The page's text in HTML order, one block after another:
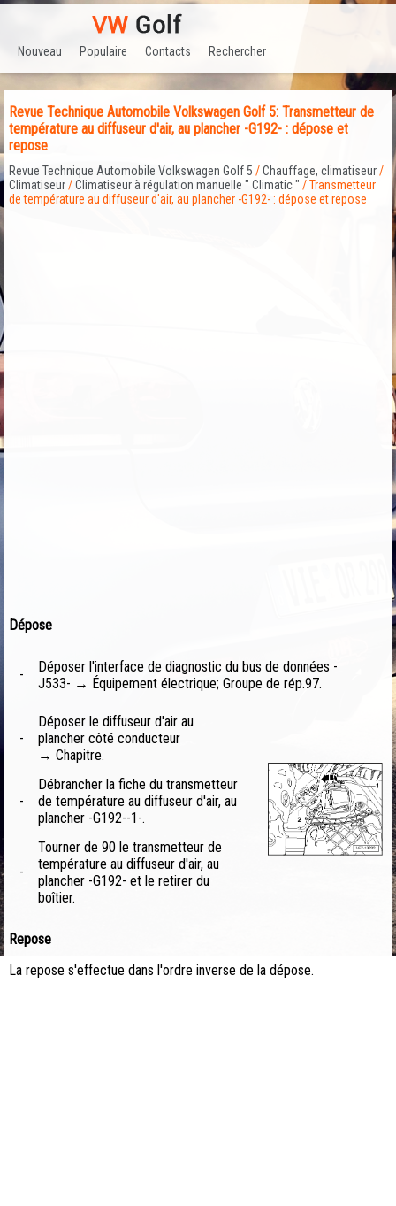
Nouveau Populaire Contacts Rechercher
Revue Technique Automobile Volkswagen Golf 5: Transmetteur de
température au diffuseur d'air, au plancher -G192- : dépose et
repose
Revue Technique Automobile Volkswagen Golf 5 /Chauffage, climatiseur/
Climatiseur/Climatiseur à régulation manuelle " Climatic " / Transmetteur
de température au diffuseur d'air, au plancher -G192- : dépose et repose
Dépose
-
Déposer l'interface de diagnostic du bus de données -
J533- → Équipement électrique; Groupe de rép.97.
-
Déposer le diffuseur d'air au
plancher côté conducteur
→ Chapitre.
-
Débrancher la fiche du transmetteur
de température au diffuseur d'air, au
plancher -G192--1-.
-
Tourner de 90 le transmetteur de
température au diffuseur d'air, au
plancher -G192- et le retirer du
boîtier.
Repose
La repose s'effectue dans l'ordre inverse de la dépose.